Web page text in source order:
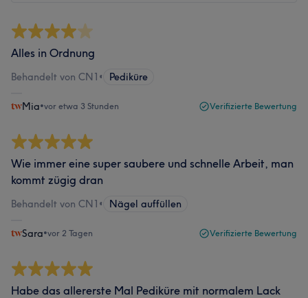
Alles in Ordnung
Behandelt von CN1 • Pediküre
Mia•vor etwa 3 Stunden Verifizierte Bewertung
Wie immer eine super saubere und schnelle Arbeit, man
kommt zügig dran
Behandelt von CN1 • Nägel auffüllen
Sara•vor 2 Tagen Verifizierte Bewertung
Habe das allererste Mal Pediküre mit normalem Lack